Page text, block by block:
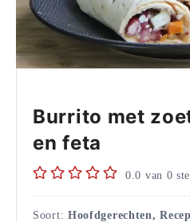
Burrito met
en feta
0.0 van 0
Soort: Hoofdgerechten,